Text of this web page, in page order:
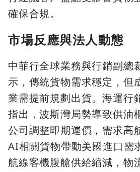
確保合規。
市場反應與法人動態
中菲行全球業務與行銷副總
示，傳統貨物需求穩定，但
業需提前規劃出貨。海運行
指出，波斯灣局勢導致供油
公司調整即期運價，需求高
AI相關貨物帶動美國進口需
航線客機腹艙供給縮減，物